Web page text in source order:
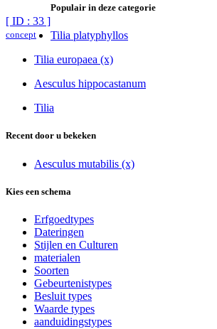
[ ID : 33 ]
concept
Populair in deze categorie
Tilia platyphyllos
Tilia europaea (x)
Aesculus hippocastanum
Tilia
Recent door u bekeken
Aesculus mutabilis (x)
Kies een schema
Erfgoedtypes
Dateringen
Stijlen en Culturen
materialen
Soorten
Gebeurtenistypes
Besluit types
Waarde types
aanduidingstypes